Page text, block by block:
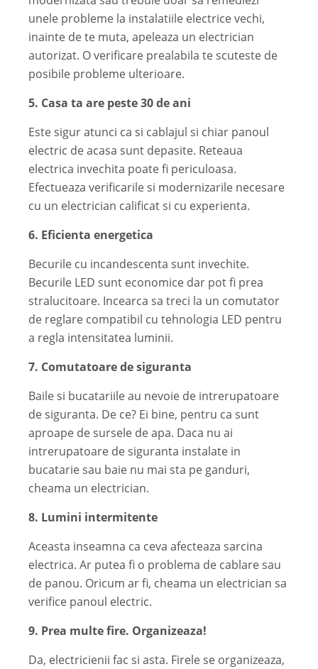
unele probleme la instalatiile electrice vechi,
inainte de te muta, apeleaza un electrician
autorizat. O verificare prealabila te scuteste de
posibile probleme ulterioare.
5. Casa ta are peste 30 de ani
Este sigur atunci ca si cablajul si chiar panoul
electric de acasa sunt depasite. Reteaua
electrica invechita poate fi periculoasa.
Efectueaza verificarile si modernizarile necesare
cu un electrician calificat si cu experienta.
6. Eficienta energetica
Becurile cu incandescenta sunt invechite.
Becurile LED sunt economice dar pot fi prea
stralucitoare. Incearca sa treci la un comutator
de reglare compatibil cu tehnologia LED pentru
a regla intensitatea luminii.
7. Comutatoare de siguranta
Baile si bucatariile au nevoie de intrerupatoare
de siguranta. De ce? Ei bine, pentru ca sunt
aproape de sursele de apa. Daca nu ai
intrerupatoare de siguranta instalate in
bucatarie sau baie nu mai sta pe ganduri,
cheama un electrician.
8. Lumini intermitente
Aceasta inseamna ca ceva afecteaza sarcina
electrica. Ar putea fi o problema de cablare sau
de panou. Oricum ar fi, cheama un electrician sa
verifice panoul electric.
9. Prea multe fire. Organizeaza!
Da, electricienii fac si asta. Firele se organizeaza,